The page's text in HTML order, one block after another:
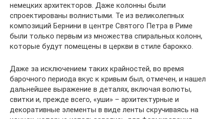
немецких архитекторов. Даже колонны были
спроектированы волнистыми. Те из великолепных
композиций Бернини в центре Святого Петра в Риме
были только первым из множества спиральных колонн,
которые будут помещены в церкви в стиле барокко.
Даже за исключением таких крайностей, во время
барочного периода вкус к кривым был, отмечен, и нашел
дальнейшее выражение в деталях, включая волюты,
свитки и, прежде всего, «уши» – архитектурные и
декоративные элементы в виде ленты скручиваясь на